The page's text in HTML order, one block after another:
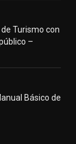
Turismo con
–
Básico de